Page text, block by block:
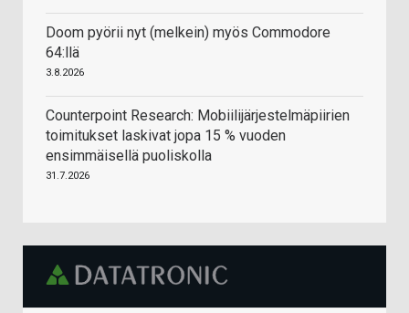
Doom pyörii nyt (melkein) myös Commodore
64:llä
3.8.2026
Counterpoint Research: Mobiilijärjestelmäpiirien
toimitukset laskivat jopa 15 % vuoden
ensimmäisellä puoliskolla
31.7.2026